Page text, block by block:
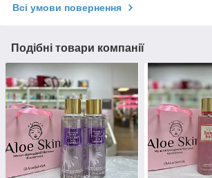
Всі умови повернення
Подібні товари компанії